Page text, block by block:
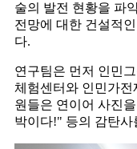
술의 발전 현황을 파
전망에 대한 건설적
다.
연구팀은 먼저 인민
체험센터와 인민가
원들은 연이어 사진
박이다!" 등의 감탄사